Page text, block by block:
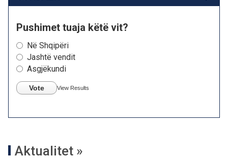
Pushimet tuaja këtë vit?
Në Shqipëri
Jashtë vendit
Asgjëkundi
Vote View Results
Aktualitet »